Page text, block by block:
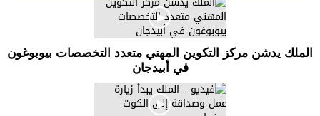
الملك يدشن مركز التكوين المهني متعدد التخصصات بيوبوغون
في أبيدجان